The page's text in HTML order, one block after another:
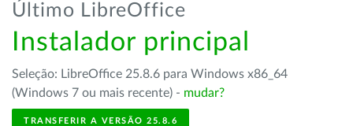
Último LibreOffice
Instalador principal
Seleção: LibreOffice 25.8.6 para Windows x86_64
(Windows 7 ou mais recente) - mudar?
TRANSFERIR A VERSÃO 25.8.6